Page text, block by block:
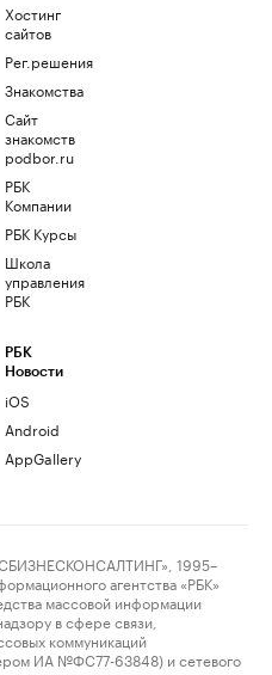
Хостинг
сайтов
Рег.решения
Знакомства
Сайт
знакомств
podbor.ru
РБК
Компании
РБК Курсы
Школа
управления
РБК
РБК
Новости
iOS
Android
AppGallery
1995–
агентства «РБК»
массовой информации
в сфере связи,
коммуникаций
ИА №ФС77-63848) и сетевого